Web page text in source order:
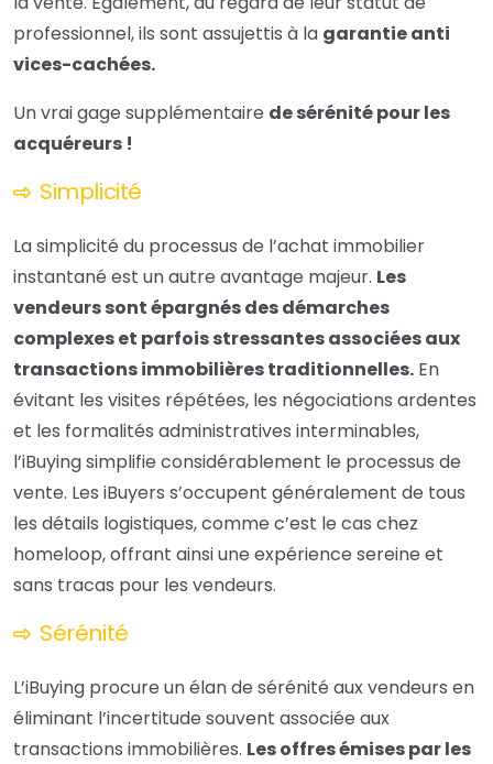
professionnel, ils sont assujettis à la garantie anti
vices-cachées.
Un vrai gage supplémentaire de sérénité pour les
acquéreurs !
Simplicité
La simplicité du processus de l’achat immobilier
instantané est un autre avantage majeur. Les
vendeurs sont épargnés des démarches
complexes et parfois stressantes associées aux
transactions immobilières traditionnelles. En
évitant les visites répétées, les négociations ardentes
et les formalités administratives interminables,
l’iBuying simplifie considérablement le processus de
vente. Les iBuyers s’occupent généralement de tous
les détails logistiques, comme c’est le cas chez
homeloop, offrant ainsi une expérience sereine et
sans tracas pour les vendeurs.
Sérénité
L’iBuying procure un élan de sérénité aux vendeurs en
éliminant l’incertitude souvent associée aux
transactions immobilières. Les offres émises par les